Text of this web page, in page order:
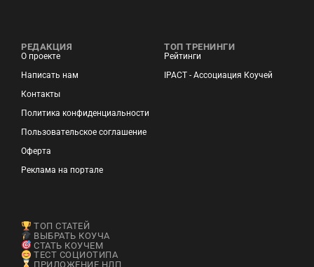
РЕДАКЦИЯ
О проекте
Написать нам
Контакты
Политика конфиденциальности
Пользовательское соглашение
Оферта
Реклама на портале
ТОП ТРЕНИНГИ
Рейтинги
IPACT - Ассоциация Коучей
ТОП СТАТЕЙ
ВЫБРАТЬ КОУЧА
СТАТЬ КОУЧЕМ
ТЕСТ СОЦИОТИПА
ПРИЛОЖЕНИЕ НЛП